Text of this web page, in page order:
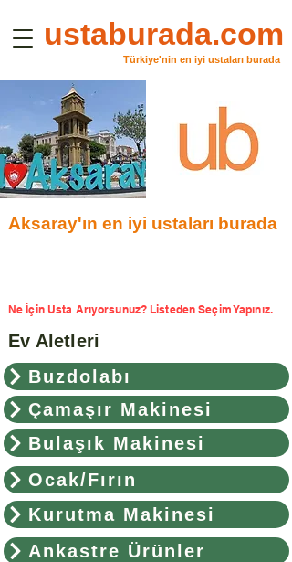
ustaburada.com
Türkiye'nin en iyi ustaları burada
Aksaray'ın en iyi ustaları burada
Ne İçin Usta Arıyorsunuz? Listeden Seçim Yapınız.
Ev Aletleri
Buzdolabı
Çamaşır Makinesi
Bulaşık Makinesi
Ocak/Fırın
Kurutma Makinesi
Ankastre Ürünler